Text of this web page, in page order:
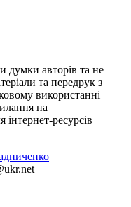
думки авторів та не
та передрук з
використанні
на
ресурсів